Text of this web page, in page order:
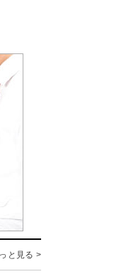
と見る >